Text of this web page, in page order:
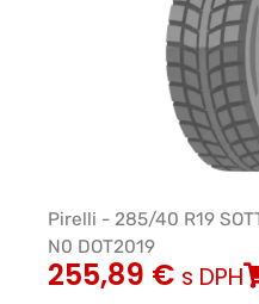
Pirelli - 285/40 R19
N0 DOT2019
255,89 € s DPH